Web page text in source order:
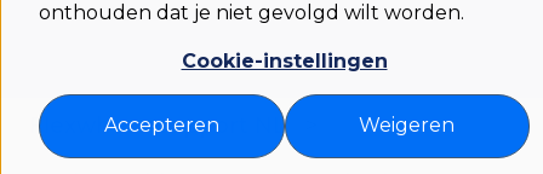
onthouden dat je niet gevolgd wilt worden.
Cookie-instellingen
Accepteren Weigeren
Flexwhere support NL